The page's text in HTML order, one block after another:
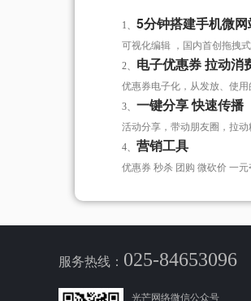
1、 5分钟搭建手机微网
可视化编辑 ，国内首创拖拽
2、 电子优惠券 拉动消
优惠券电子化，从发放、使
3、 一键分享 快速传播
活动分享，带动朋友圈，拉
4、 营销工具
优惠券 秒杀 团购 微砍价 一